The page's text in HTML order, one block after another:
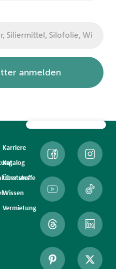
anmelden
Karriere
Katalog
Über uns
Wissen
Vermietung